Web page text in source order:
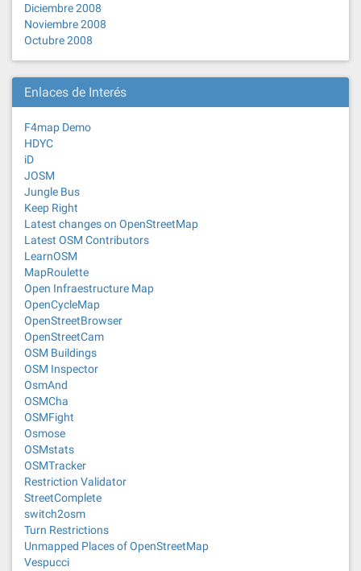
Diciembre 2008
Noviembre 2008
Octubre 2008
Enlaces de Interés
F4map Demo
HDYC
iD
JOSM
Jungle Bus
Keep Right
Latest changes on OpenStreetMap
Latest OSM Contributors
LearnOSM
MapRoulette
Open Infraestructure Map
OpenCycleMap
OpenStreetBrowser
OpenStreetCam
OSM Buildings
OSM Inspector
OsmAnd
OSMCha
OSMFight
Osmose
OSMstats
OSMTracker
Restriction Validator
StreetComplete
switch2osm
Turn Restrictions
Unmapped Places of OpenStreetMap
Vespucci